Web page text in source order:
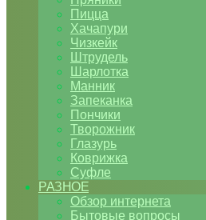
Пицца
Хачапури
Чизкейк
Штрудель
Шарлотка
Манник
Запеканка
Пончики
Творожник
Глазурь
Коврижка
Суфле
РАЗНОЕ
Обзор интернета
Бытовые вопросы